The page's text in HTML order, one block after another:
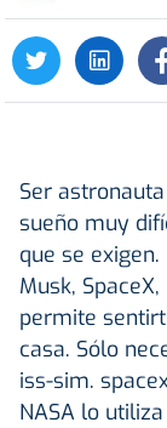
Ser
sueño muy
que se
Musk,
permite
casa. Sólo
iss-sim.
NASA lo